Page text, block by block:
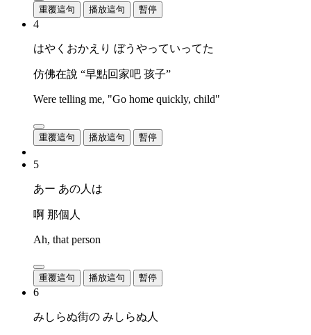
重覆這句 播放這句 暫停
4
はやくおかえり ぼうやっていってた
仿佛在說 “早點回家吧 孩子”
Were telling me, "Go home quickly, child"
重覆這句 播放這句 暫停
5
あー あの人は
啊 那個人
Ah, that person
重覆這句 播放這句 暫停
6
みしらぬ街の みしらぬ人